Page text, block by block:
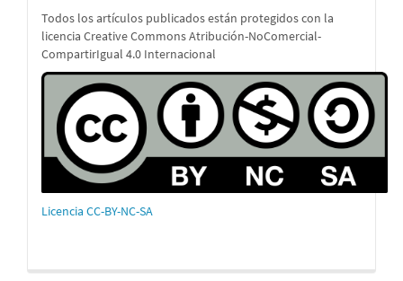
Todos los artículos publicados están protegidos con la
licencia Creative Commons Atribución-NoComercial-
CompartirIgual 4.0 Internacional
Licencia CC-BY-NC-SA